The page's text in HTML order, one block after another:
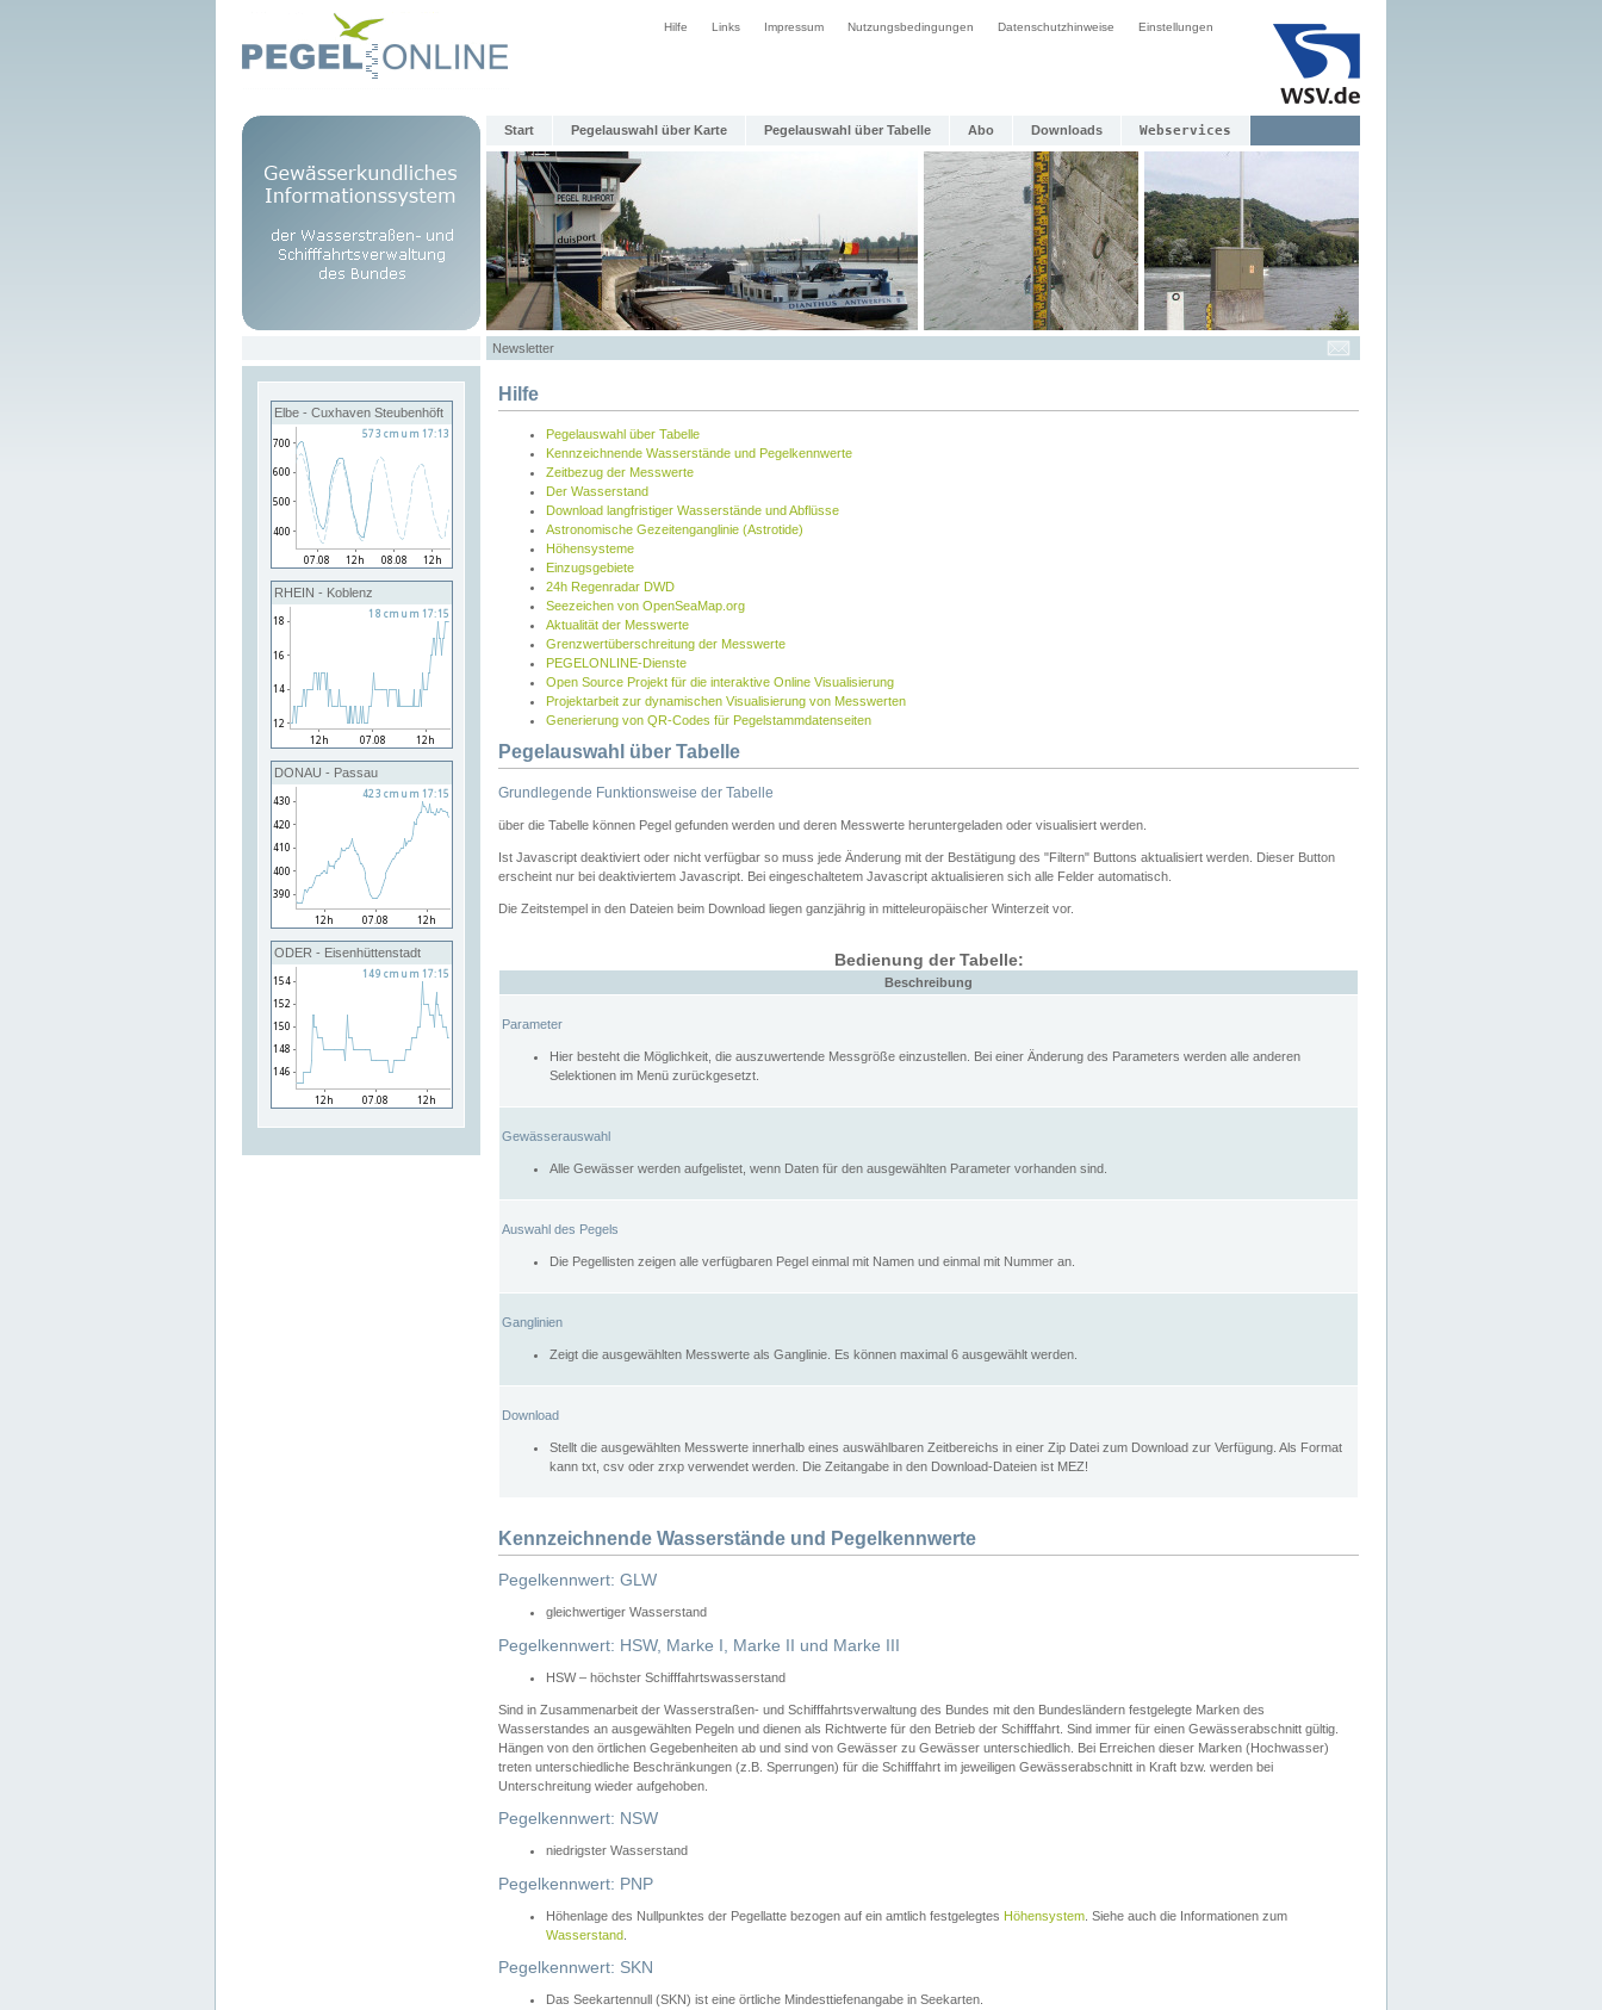
Hilfe Links Impressum Nutzungsbedingungen Datenschutzhinweise Einstellungen
Start Pegelauswahl über Karte Pegelauswahl über Tabelle Abo Downloads Webservices
Newsletter
Elbe - Cuxhaven Steubenhöft
RHEIN - Koblenz
DONAU - Passau
ODER - Eisenhüttenstadt
Hilfe
Pegelauswahl über Tabelle
Kennzeichnende Wasserstände und Pegelkennwerte
Zeitbezug der Messwerte
Der Wasserstand
Download langfristiger Wasserstände und Abflüsse
Astronomische Gezeitenganglinie (Astrotide)
Höhensysteme
Einzugsgebiete
24h Regenradar DWD
Seezeichen von OpenSeaMap.org
Aktualität der Messwerte
Grenzwertüberschreitung der Messwerte
PEGELONLINE-Dienste
Open Source Projekt für die interaktive Online Visualisierung
Projektarbeit zur dynamischen Visualisierung von Messwerten
Generierung von QR-Codes für Pegelstammdatenseiten
Pegelauswahl über Tabelle
Grundlegende Funktionsweise der Tabelle
über die Tabelle können Pegel gefunden werden und deren Messwerte heruntergeladen oder visualisiert werden.
Ist Javascript deaktiviert oder nicht verfügbar so muss jede Änderung mit der Bestätigung des "Filtern" Buttons aktualisiert werden. Dieser Button
erscheint nur bei deaktiviertem Javascript. Bei eingeschaltetem Javascript aktualisieren sich alle Felder automatisch.
Die Zeitstempel in den Dateien beim Download liegen ganzjährig in mitteleuropäischer Winterzeit vor.
Bedienung der Tabelle:
Beschreibung
Parameter
Hier besteht die Möglichkeit, die auszuwertende Messgröße einzustellen. Bei einer Änderung des Parameters werden alle anderen
Selektionen im Menü zurückgesetzt.
Gewässerauswahl
Alle Gewässer werden aufgelistet, wenn Daten für den ausgewählten Parameter vorhanden sind.
Auswahl des Pegels
Die Pegellisten zeigen alle verfügbaren Pegel einmal mit Namen und einmal mit Nummer an.
Ganglinien
Zeigt die ausgewählten Messwerte als Ganglinie. Es können maximal 6 ausgewählt werden.
Download
Stellt die ausgewählten Messwerte innerhalb eines auswählbaren Zeitbereichs in einer Zip Datei zum Download zur Verfügung. Als Format
kann txt, csv oder zrxp verwendet werden. Die Zeitangabe in den Download-Dateien ist MEZ!
Kennzeichnende Wasserstände und Pegelkennwerte
Pegelkennwert: GLW
gleichwertiger Wasserstand
Pegelkennwert: HSW, Marke I, Marke II und Marke III
HSW – höchster Schifffahrtswasserstand
Sind in Zusammenarbeit der Wasserstraßen- und Schifffahrtsverwaltung des Bundes mit den Bundesländern festgelegte Marken des
Wasserstandes an ausgewählten Pegeln und dienen als Richtwerte für den Betrieb der Schifffahrt. Sind immer für einen Gewässerabschnitt gültig.
Hängen von den örtlichen Gegebenheiten ab und sind von Gewässer zu Gewässer unterschiedlich. Bei Erreichen dieser Marken (Hochwasser)
treten unterschiedliche Beschränkungen (z.B. Sperrungen) für die Schifffahrt im jeweiligen Gewässerabschnitt in Kraft bzw. werden bei
Unterschreitung wieder aufgehoben.
Pegelkennwert: NSW
niedrigster Wasserstand
Pegelkennwert: PNP
Höhenlage des Nullpunktes der Pegellatte bezogen auf ein amtlich festgelegtes Höhensystem . Siehe auch die Informationen zum
Wasserstand
Pegelkennwert: SKN
Das Seekartennull (SKN) ist eine örtliche Mindesttiefenangabe in Seekarten.